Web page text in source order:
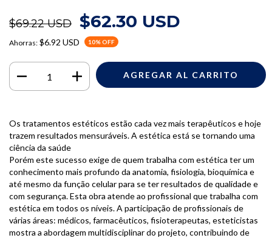
$69.22 USD $62.30 USD
Ahorras: $6.92 USD 10% OFF
Os tratamentos estéticos estão cada vez mais terapêuticos e hoje
trazem resultados mensuráveis. A estética está se tornando uma
ciência da saúde
Porém este sucesso exige de quem trabalha com estética ter um
conhecimento mais profundo da anatomia, fisiologia, bioquímica e
até mesmo da função celular para se ter resultados de qualidade e
com segurança. Esta obra atende ao profissional que trabalha com
estética em todos os níveis. A participação de profissionais de
várias áreas: médicos, farmacêuticos, fisioterapeutas, esteticistas
mostra a abordagem multidisciplinar do projeto, contribuindo de